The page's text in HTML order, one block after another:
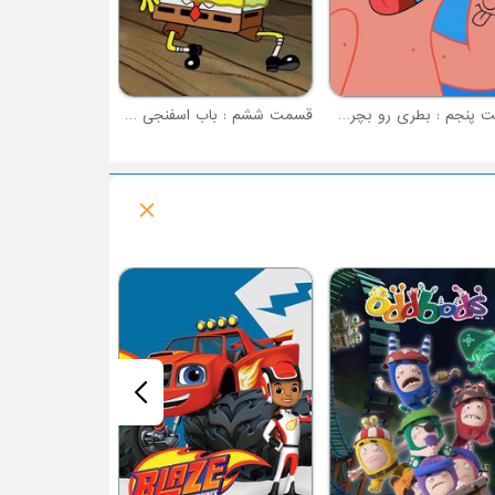
قسمت پنجم : بطری رو بچرخون قسمت ششم : باب اسفنجی در سوپ